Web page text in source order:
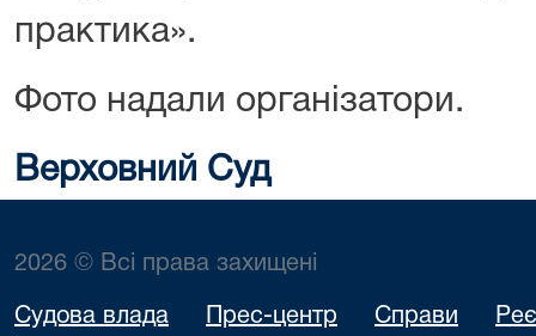
практика».
Фото надали організатори.
Верховний Суд
2026 © Всі права захищені
Судова влада Прес-центр Справи